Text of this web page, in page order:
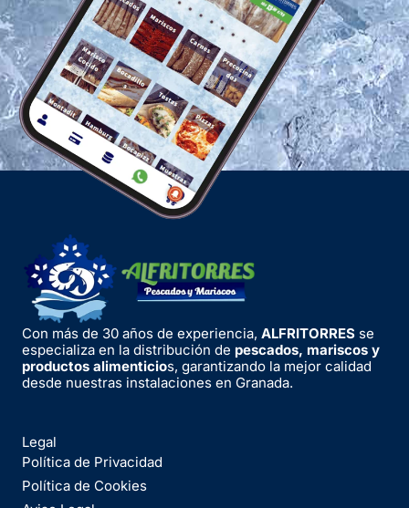
Con más de 30 años de experiencia, ALFRITORRES se
especializa en la distribución de pescados, mariscos y
productos alimenticios, garantizando la mejor calidad
desde nuestras instalaciones en Granada.
Legal
Política de Privacidad
Política de Cookies